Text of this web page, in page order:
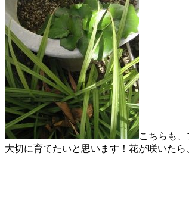
こちらも
大切に育てたいと思います！花が咲いたら